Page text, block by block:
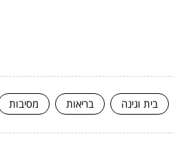
בית וגינה בריאות מסיבות